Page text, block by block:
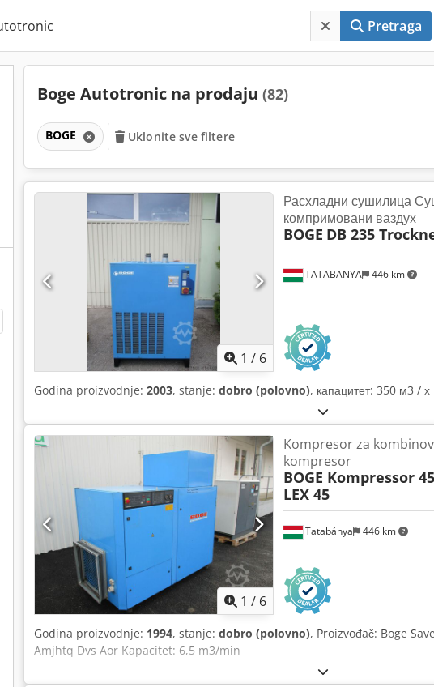
Pretraga
Boge Autotronic na prodaju (82)
BOGE Uklonite sve filtere
1 / 6
TATABANYA 446 km
Расхладни сушилица
компримовани ваздух
BOGE DB 235
Godina proizvodnje: 2003, stanje: dobro (polovno), капацитет: 350 м3 /
1 / 6
Tatabánya 446 km
Kompresor za
kompresor
BOGE Kompressor
LEX 45
Godina proizvodnje: 1994, stanje: dobro (polovno), Proizvođač: Boge
Amjhtq Dvs Aor Kapacitet: 6,5 m3/min